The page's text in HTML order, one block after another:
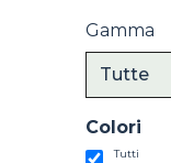
Gamma
Colori
Tutti